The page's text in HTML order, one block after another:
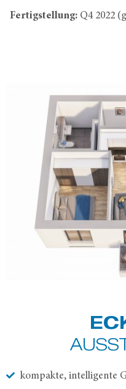
Fertigstellung: Q4 2022
kompakte, intelligente